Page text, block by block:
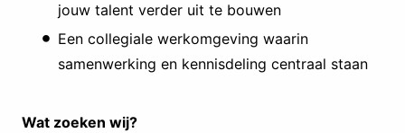
jouw talent verder uit te bouwen
Een collegiale werkomgeving waarin
samenwerking en kennisdeling centraal staan
Wat zoeken wij?